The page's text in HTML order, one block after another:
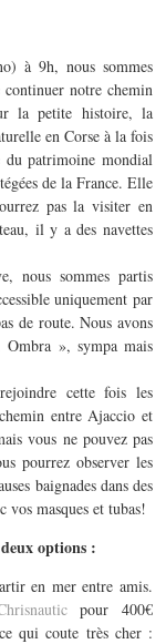
à 9h, nous sommes
continuer notre chemin
la petite histoire, la
en Corse à la fois
du patrimoine mondial
de la France. Elle
pas la visiter en
il y a des navettes
nous sommes partis
uniquement par
de route. Nous avons
», sympa mais
cette fois les
entre Ajaccio et
vous ne pouvez pas
pourrez observer les
baignades dans des
vos masques et tubas!
options :
en mer entre amis.
pour 400€
qui coute très cher :